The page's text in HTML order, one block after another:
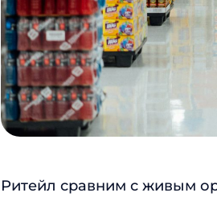
Ритейл сравним с живым